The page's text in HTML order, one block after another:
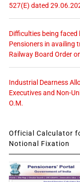
527(E) dated
Difficulties being faced
Pensioners in availing
Railway Board Order
Industrial Dearness
Executives and Non-
O.M.
Official Calculator
Notional Fixation